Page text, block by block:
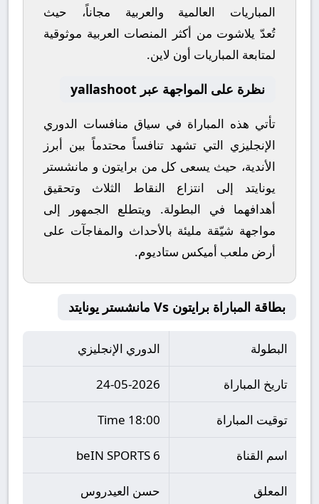
المباريات العالمية والعربية مجاناً، حيث
تُعدّ يلاشوت من أكثر المنصات العربية موثوقية
لمتابعة المباريات أون لاين.
نظرة على المواجهة عبر yallashoot
تأتي هذه المباراة في سياق منافسات الدوري
الإنجليزي التي تشهد تنافساً محتدماً بين أبرز
الأندية، حيث يسعى كل من برايتون و مانشستر
يونايتد إلى انتزاع النقاط الثلاث وتحقيق
أهدافهما في البطولة. ويتطلع الجمهور إلى
مواجهة شيّقة مليئة بالأحداث والمفاجآت على
أرض ملعب أميكس ستاديوم.
بطاقة المباراة برايتون Vs مانشستر يونايتد
البطولة الدوري الإنجليزي
تاريخ المباراة 24-05-2026
توقيت المباراة 18:00 Time
اسم القناة beIN SPORTS 6
المعلق حسن العيدروس